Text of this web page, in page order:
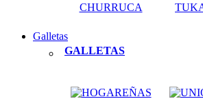
CHURRUCA
Galletas
GALLETAS